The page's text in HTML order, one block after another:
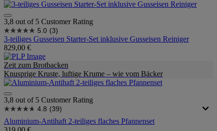
3,8 out of 5 Customer Rating
5.0 (3)
3-teiliges Gusseisen Starter-Set inklusive Gusseisen Reiniger
829,00 €
Zeit zum Brotbacken
Knusprige Kruste, luftige Krume – wie vom Bäcker
3,8 out of 5 Customer Rating
4.8 (39)
Aluminium-Antihaft 2-teiliges flaches Pfannenset